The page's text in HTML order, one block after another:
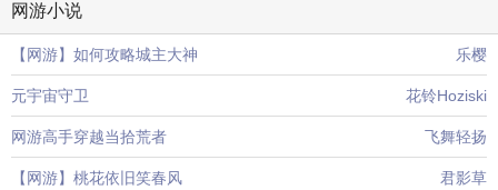
网游小说
【网游】如何攻略城主大神 乐樱
元宇宙守卫 花铃Hoziski
网游高手穿越当拾荒者 飞舞轻扬
【网游】桃花依旧笑春风 君影草